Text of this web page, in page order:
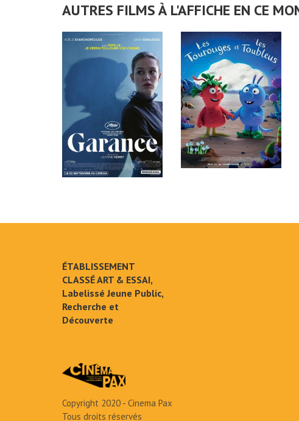
AUTRES FILMS À L'AFFICHE EN CE
ÉTABLISSEMENT
CLASSÉ ART & ESSAI,
Labelissé Jeune Public,
Recherche et
Découverte
Copyright 2020 - Cinema Pax
Tous droits réservés